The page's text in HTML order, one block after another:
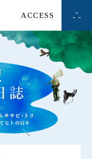
ACCESS